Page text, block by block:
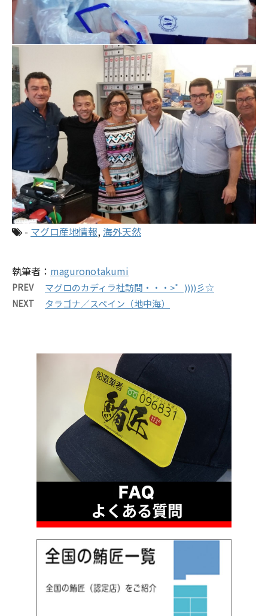
- マグロ産地情報, 海外天然
執筆者： maguronotakumi
PREV マグロのカディラ社訪問・・・>゜))))彡☆
NEXT タラゴナ／スペイン（地中海）